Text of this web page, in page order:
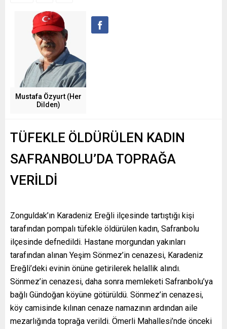
Mustafa Özyurt (Her
Dilden)
TÜFEKLE ÖLDÜRÜLEN KADIN
SAFRANBOLU’DA TOPRAĞA
VERİLDİ
Zonguldak’ın Karadeniz Ereğli ilçesinde tartıştığı kişi
tarafından pompalı tüfekle öldürülen kadın, Safranbolu
ilçesinde defnedildi. Hastane morgundan yakınları
tarafından alınan Yeşim Sönmez’in cenazesi, Karadeniz
Ereğli’deki evinin önüne getirilerek helallik alındı.
Sönmez’in cenazesi, daha sonra memleketi Safranbolu’ya
bağlı Gündoğan köyüne götürüldü. Sönmez’in cenazesi,
köy camisinde kılınan cenaze namazının ardından aile
mezarlığında toprağa verildi. Ömerli Mahallesi’nde önceki